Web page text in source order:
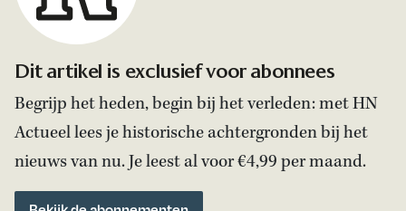
Dit artikel is exclusief voor abonnees
Begrijp het heden, begin bij het verleden: met HN
Actueel lees je historische achtergronden bij het
nieuws van nu. Je leest al voor €4,99 per maand.